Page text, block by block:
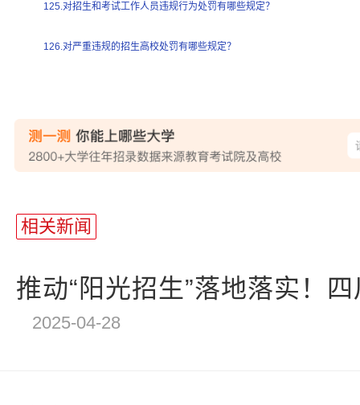
125.对招生和考试工作人员违规行为处罚有哪些规定？
126.对严重违规的招生高校处罚有哪些规定？
相关新闻
推动“阳光招生”落地落实！
2025-04-28